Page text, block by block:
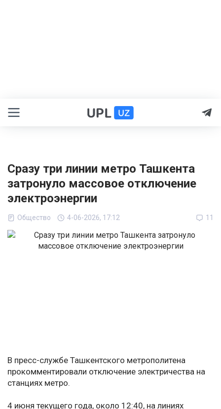
Сразу три линии метро Ташкента
затронуло массовое отключение
электроэнергии
Общество 4-06-2026, 17:12 11
В пресс-службе Ташкентского метрополитена
прокомментировали отключение электричества на
станциях метро.
4 июня текущего года, около 12:40, на линиях